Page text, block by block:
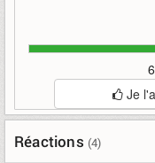
Je
Réactions (4)